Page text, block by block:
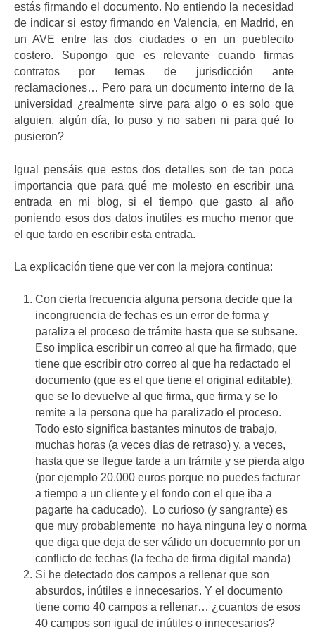
estás firmando el documento. No entiendo la necesidad
de indicar si estoy firmando en Valencia, en Madrid, en
un AVE entre las dos ciudades o en un pueblecito
costero. Supongo que es relevante cuando firmas
contratos por temas de jurisdicción ante
reclamaciones… Pero para un documento interno de la
universidad ¿realmente sirve para algo o es solo que
alguien, algún día, lo puso y no saben ni para qué lo
pusieron?
Igual pensáis que estos dos detalles son de tan poca
importancia que para qué me molesto en escribir una
entrada en mi blog, si el tiempo que gasto al año
poniendo esos dos datos inutiles es mucho menor que
el que tardo en escribir esta entrada.
La explicación tiene que ver con la mejora continua:
Con cierta frecuencia alguna persona decide que la
incongruencia de fechas es un error de forma y
paraliza el proceso de trámite hasta que se subsane.
Eso implica escribir un correo al que ha firmado, que
tiene que escribir otro correo al que ha redactado el
documento (que es el que tiene el original editable),
que se lo devuelve al que firma, que firma y se lo
remite a la persona que ha paralizado el proceso.
Todo esto significa bastantes minutos de trabajo,
muchas horas (a veces días de retraso) y, a veces,
hasta que se llegue tarde a un trámite y se pierda algo
(por ejemplo 20.000 euros porque no puedes facturar
a tiempo a un cliente y el fondo con el que iba a
pagarte ha caducado). Lo curioso (y sangrante) es
que muy probablemente no haya ninguna ley o norma
que diga que deja de ser válido un docuemnto por un
conflicto de fechas (la fecha de firma digital manda)
Si he detectado dos campos a rellenar que son
absurdos, inútiles e innecesarios. Y el documento
tiene como 40 campos a rellenar… ¿cuantos de esos
40 campos son igual de inútiles o innecesarios?